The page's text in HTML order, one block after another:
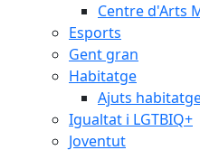
Centre d'Arts
Esports
Gent gran
Habitatge
Ajuts
Igualtat i LGTBIQ+
Joventut